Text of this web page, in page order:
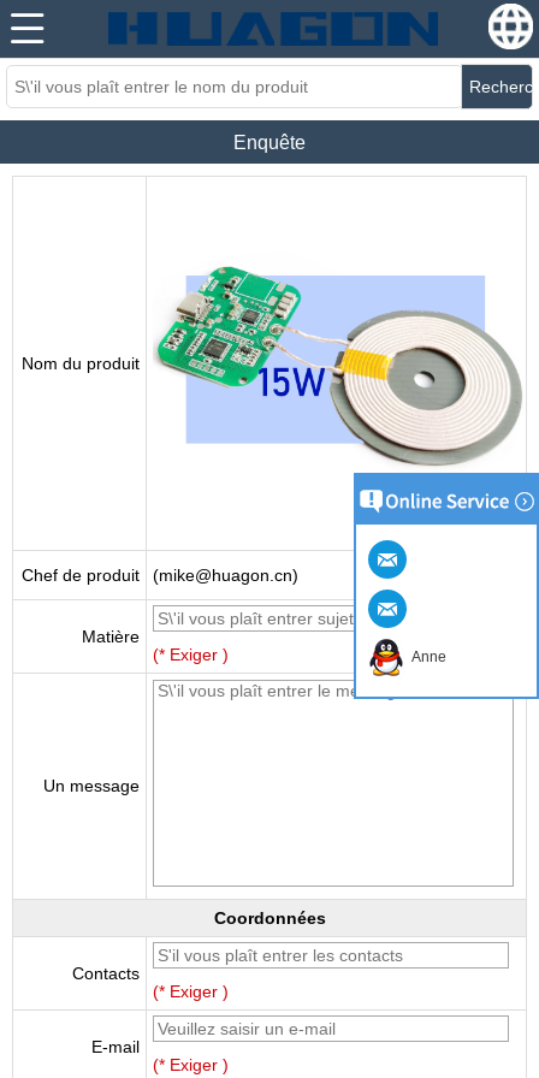
Enquête
Nom du produit
Chef de produit (mike@huagon.cn)
Matière
(* Exiger )
Un message
Coordonnées
Contacts
(* Exiger )
E-mail
(* Exiger )
Anne